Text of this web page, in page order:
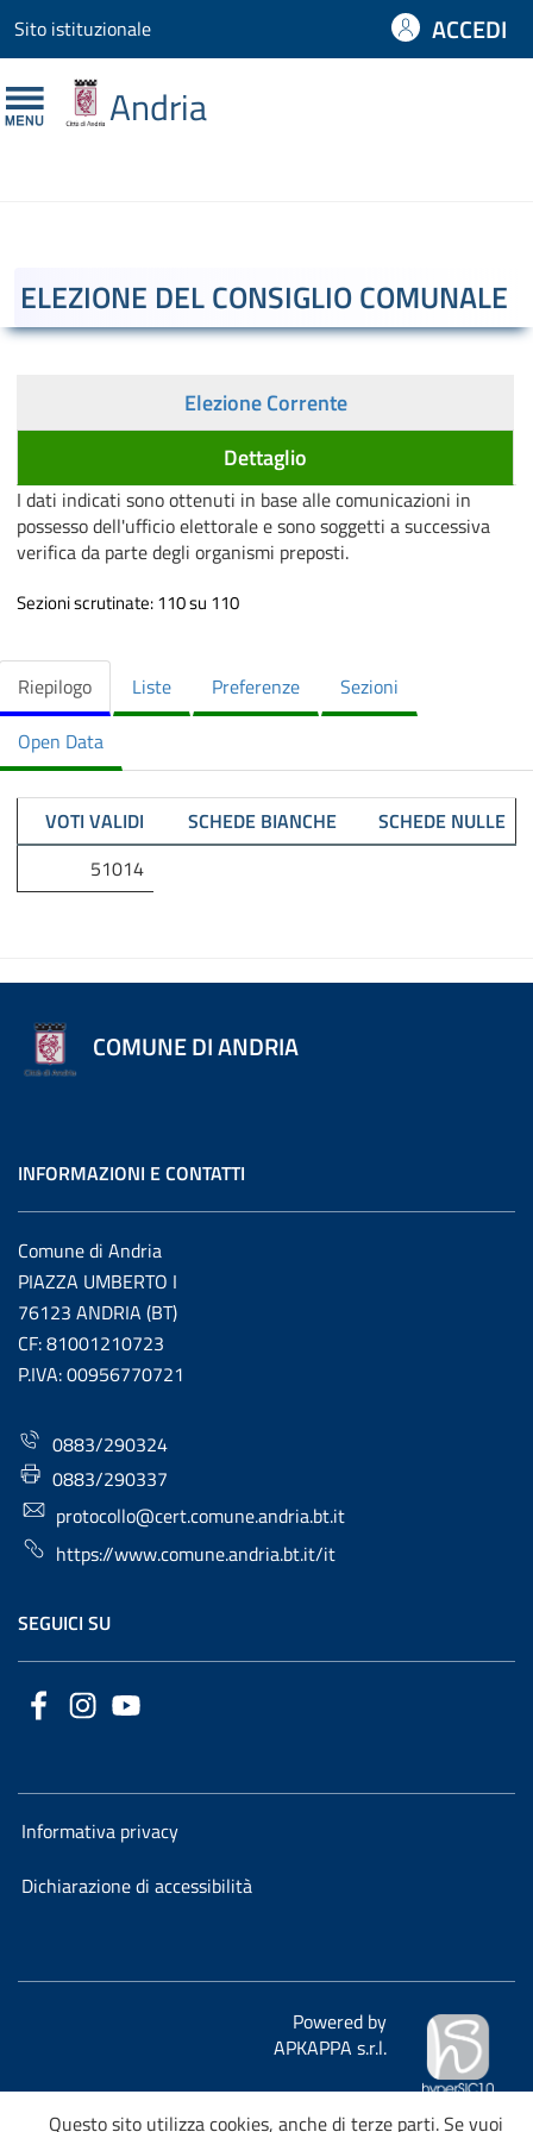
Questo sito utilizza cookies, anche di terze parti. Se vuoi
Homepage
Accedi ai servizi
Sito istituzionale ACCEDI
Andria
ELEZIONE DEL CONSIGLIO COMUNALE
Elezione Corrente
Dettaglio
I dati indicati sono ottenuti in base alle comunicazioni in
possesso dell'ufficio elettorale e sono soggetti a successiva
verifica da parte degli organismi preposti.
Sezioni scrutinate: 110 su 110
Riepilogo Liste Preferenze
Sezioni
Open Data
VOTI VALIDI SCHEDE BIANCHE
SCHEDE NULLE
51014
COMUNE DI ANDRIA
INFORMAZIONI E CONTATTI
Comune di Andria
PIAZZA UMBERTO I
76123 ANDRIA (BT)
CF: 81001210723
P.IVA: 00956770721
0883/290324
0883/290337
protocollo@cert.comune.andria.bt.it
https://www.comune.andria.bt.it/it
SEGUICI SU
Informativa privacy
Dichiarazione di accessibilità
Powered by
APKAPPA s.r.l.